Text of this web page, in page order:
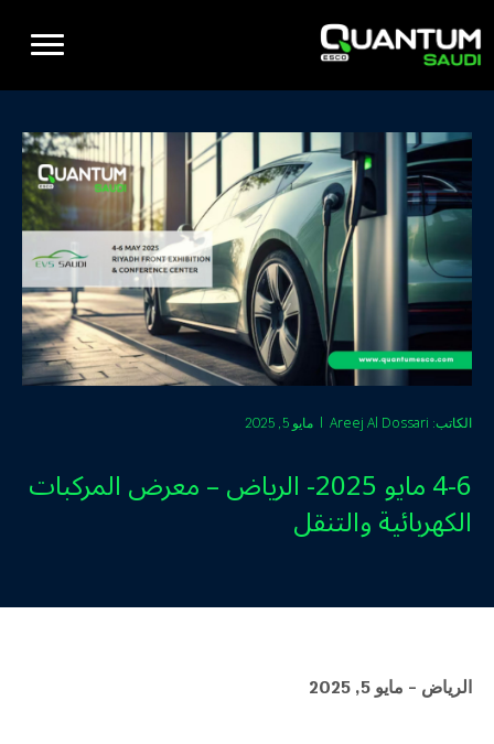
الكاتب: Areej Al Dossari
| مايو 5, 2025
4-6 مايو 2025- الرياض – معرض المركبات
الكهربائية والتنقل
الرياض - مايو 5, 2025